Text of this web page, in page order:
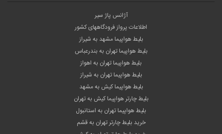
آژانس پاژ سیر
اطلاعات پرواز فرودگاههای کشور
بلیط هواپیما مشهد به شیراز
بلیط هواپیما تهران به بندرعباس
بلیط هواپیما تهران به اهواز
بلیط هواپیما تهران به شیراز
بلیط هواپیما کیش به مشهد
بلیط چارتر هواپیما کیش به تهران
بلیط هواپیما تهران به استانبول
خرید بلیط چارتر تهران به قشم